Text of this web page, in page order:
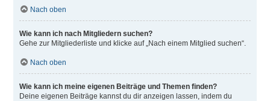
Nach oben
Wie kann ich nach Mitgliedern suchen?
Gehe zur Mitgliederliste und klicke auf „Nach einem Mitglied suchen“.
Nach oben
Wie kann ich meine eigenen Beiträge und Themen finden?
Deine eigenen Beiträge kannst du dir anzeigen lassen, indem du